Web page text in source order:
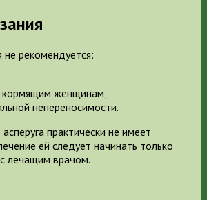
не рекомендуется:
женщинам;
непереносимости.
практически не имеет
ей следует начинать только
лечащим врачом.